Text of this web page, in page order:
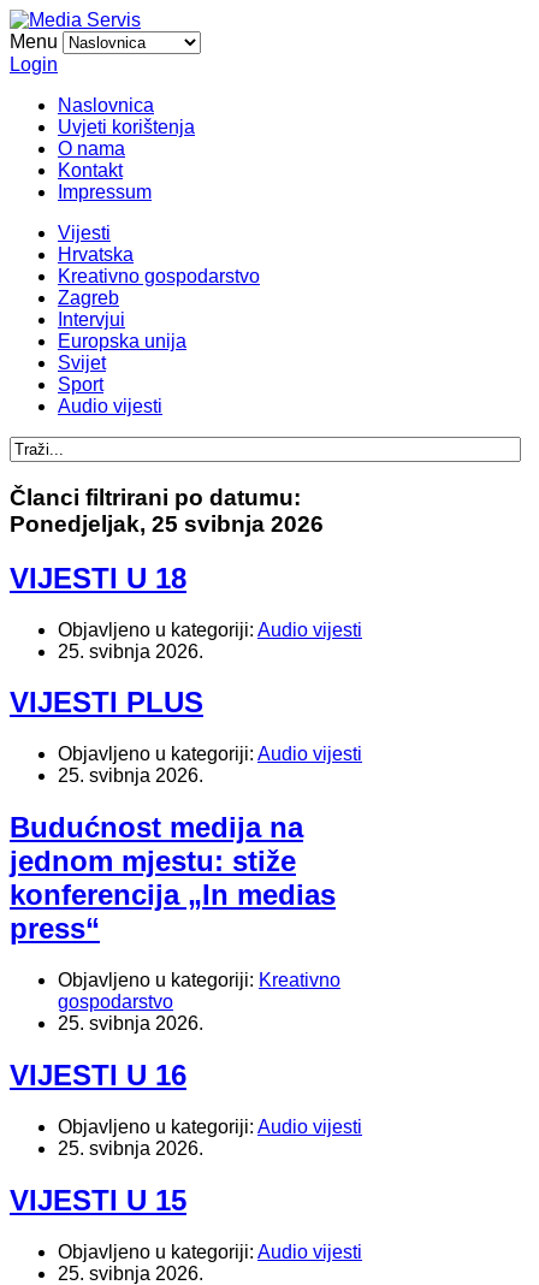
Menu
Login
Naslovnica
Uvjeti korištenja
O nama
Kontakt
Impressum
Vijesti
Hrvatska
Kreativno gospodarstvo
Zagreb
Intervjui
Europska unija
Svijet
Sport
Audio vijesti
Članci filtrirani po datumu:
Ponedjeljak, 25 svibnja 2026
VIJESTI U 18
Objavljeno u kategoriji: Audio vijesti
25. svibnja 2026.
VIJESTI PLUS
Objavljeno u kategoriji: Audio vijesti
25. svibnja 2026.
Budućnost medija na
jednom mjestu: stiže
konferencija „In medias
press“
Objavljeno u kategoriji: Kreativno
gospodarstvo
25. svibnja 2026.
VIJESTI U 16
Objavljeno u kategoriji: Audio vijesti
25. svibnja 2026.
VIJESTI U 15
Objavljeno u kategoriji: Audio vijesti
25. svibnja 2026.